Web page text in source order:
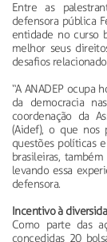
Entre as
defensora pública
entidade no curso
melhor seus
desafios
“A ANADEP ocupa
da democracia
coordenação da
(Aidef), o que nos
questões políticas
brasileiras,
levando essa
defensora.
Incentivo à
Como parte das
concedidas 20